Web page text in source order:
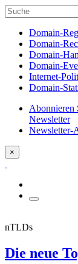
Domain-
Domain-
Domain-
Domain-
Internet-
Domain-
Abonnieren
Newsletter
Newsletter-
×
nTLDs
Die neue